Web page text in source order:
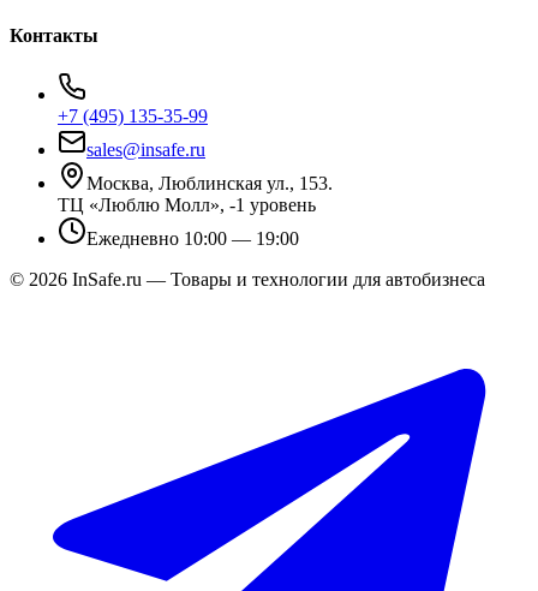
Контакты
+7 (495) 135-35-99
sales@insafe.ru
Москва, Люблинская ул., 153.
ТЦ «Люблю Молл», -1 уровень
Ежедневно 10:00 — 19:00
© 2026 InSafe.ru — Товары и технологии для автобизнеса